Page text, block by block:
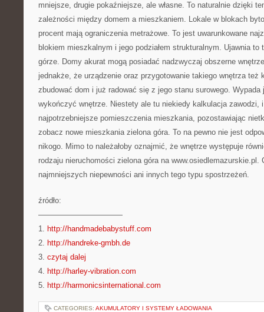
mniejsze, drugie pokaźniejsze, ale własne. To naturalnie dzięki
zależności między domem a mieszkaniem. Lokale w blokach
procent mają ograniczenia metrażowe. To jest uwarunkowane
blokiem mieszkalnym i jego podziałem strukturalnym. Ujawnia
górze. Domy akurat mogą posiadać nadzwyczaj obszerne
jednakże, że urządzenie oraz przygotowanie takiego wnętrza też
zbudować dom i już radować się z jego stanu surowego.
wykończyć wnętrze. Niestety ale tu niekiedy kalkulacja zawodzi,
najpotrzebniejsze pomieszczenia mieszkania, pozostawiając
zobacz nowe mieszkania zielona góra. To na pewno nie jest
nikogo. Mimo to należałoby oznajmić, że wnętrze występuje
rodzaju nieruchomości zielona góra na www.osiedlemazurskie.pl.
najmniejszych niepewności ani innych tego typu spostrzeżeń.
źródło:
———————————
1. http://handmadebabystuff.com
2. http://handreke-gmbh.de
3. czytaj dalej
4. http://harley-vibration.com
5. http://harmonicsinternational.com
CATEGORIES: AKUMULATORY I SYSTEMY ŁADOWANIA